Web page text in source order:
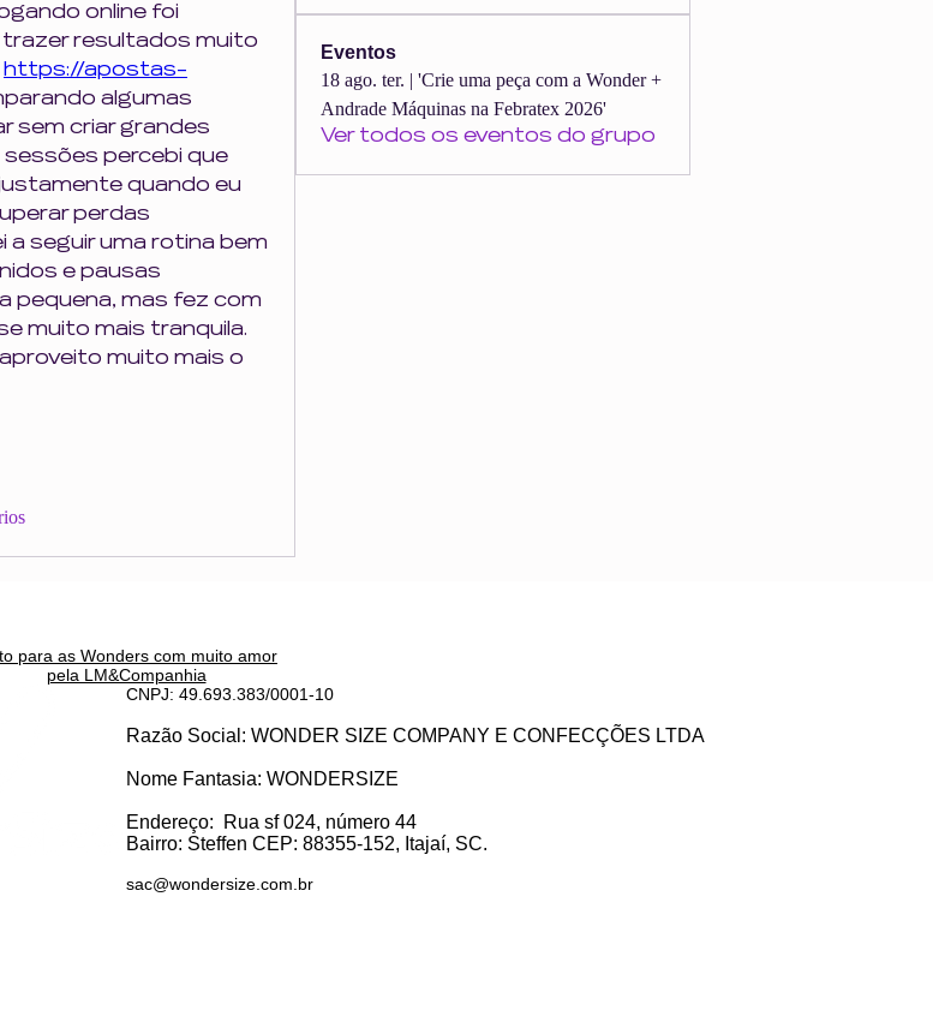
online foi
resultados muito
https://apostas-
algumas
sem criar grandes
percebi que
quando eu
perdas
seguir uma rotina bem
e pausas
pequena, mas fez com
muito mais tranquila.
muito mais o
Eventos
18 ago. ter. | 'Crie uma peça com a Wonder +
Andrade Máquinas na Febratex 2026'
Ver todos os eventos do grupo
para as Wonders com muito amor
pela LM&Companhia
CNPJ: 49.693.383/0001-10
Razão Social: WONDER SIZE COMPANY E CONFECÇÕES LTDA
Nome Fantasia: WONDERSIZE
Endereço:
Rua sf 024, número 44
Bairro: Steffen CEP: 88355-152, Itajaí, SC.
sac@wondersize.com.br